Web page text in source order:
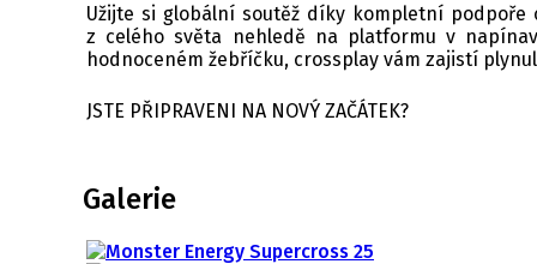
Užijte si globální soutěž díky kompletní
z celého světa nehledě na platformu v
hodnoceném žebříčku, crossplay vám zajistí
JSTE PŘIPRAVENI NA NOVÝ ZAČÁTEK?
Galerie